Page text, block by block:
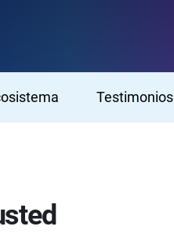
Testimonios